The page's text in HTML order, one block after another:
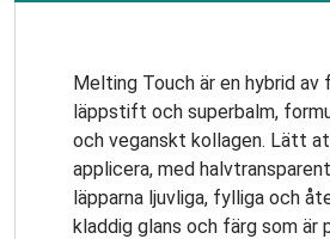
Melting Touch är en hybrid av
läppstift och superbalm,
och veganskt kollagen. Lätt
applicera, med
läpparna ljuvliga, fylliga och
kladdig glans och färg som